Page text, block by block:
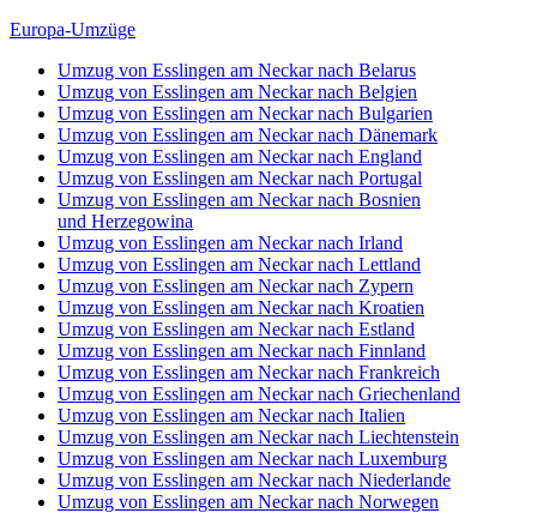
Europa-Umzüge
Umzug von Esslingen am Neckar nach Belarus
Umzug von Esslingen am Neckar nach Belgien
Umzug von Esslingen am Neckar nach Bulgarien
Umzug von Esslingen am Neckar nach Dänemark
Umzug von Esslingen am Neckar nach England
Umzug von Esslingen am Neckar nach Portugal
Umzug von Esslingen am Neckar nach Bosnien
und Herzegowina
Umzug von Esslingen am Neckar nach Irland
Umzug von Esslingen am Neckar nach Lettland
Umzug von Esslingen am Neckar nach Zypern
Umzug von Esslingen am Neckar nach Kroatien
Umzug von Esslingen am Neckar nach Estland
Umzug von Esslingen am Neckar nach Finnland
Umzug von Esslingen am Neckar nach Frankreich
Umzug von Esslingen am Neckar nach Griechenland
Umzug von Esslingen am Neckar nach Italien
Umzug von Esslingen am Neckar nach Liechtenstein
Umzug von Esslingen am Neckar nach Luxemburg
Umzug von Esslingen am Neckar nach Niederlande
Umzug von Esslingen am Neckar nach Norwegen